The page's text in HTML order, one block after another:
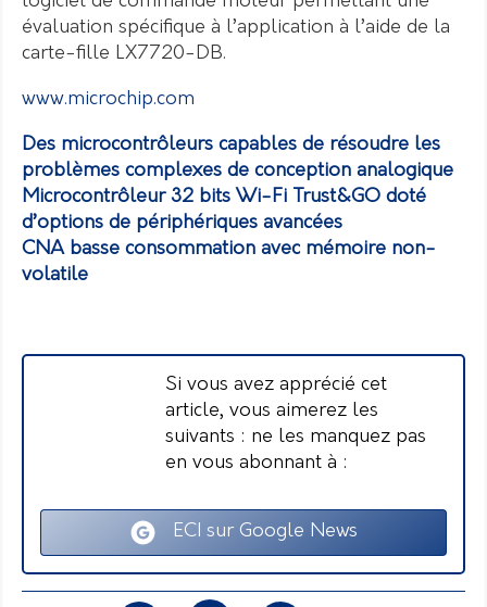
évaluation spécifique à l’application à l’aide de la
carte-fille LX7720-DB.
www.microchip.com
Des microcontrôleurs capables de résoudre les
problèmes complexes de conception analogique
Microcontrôleur 32 bits Wi-Fi Trust&GO doté
d’options de périphériques avancées
CNA basse consommation avec mémoire non-
volatile
Si vous avez apprécié cet
article, vous aimerez les
suivants : ne les manquez pas
en vous abonnant à :
ECI sur Google News